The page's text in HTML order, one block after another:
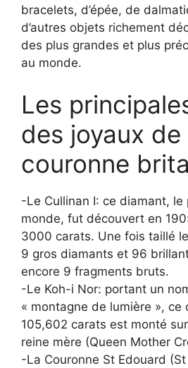
bracelets, d’épée, de
d’autres objets richement
des plus grandes et plus
au monde.
Les
des joyaux de
couronne
-Le Cullinan I: ce diamant, le
monde, fut découvert en
3000 carats. Une fois taillé
9 gros diamants et 96
encore 9 fragments bruts.
-Le Koh-i Nor: portant un
« montagne de lumière », ce
105,602 carats est monté
reine mère (Queen Mother
-La Couronne St Edouard (St